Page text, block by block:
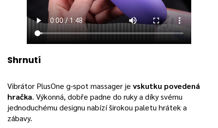
Shrnutí
Vibrátor PlusOne g-spot massager je vskutku povedená
hračka. Výkonná, dobře padne do ruky a díky svému
jednoduchému designu nabízí širokou paletu hrátek a
zábavy.